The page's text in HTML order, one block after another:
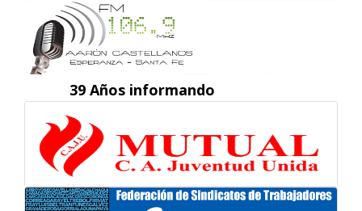
39 Años informando